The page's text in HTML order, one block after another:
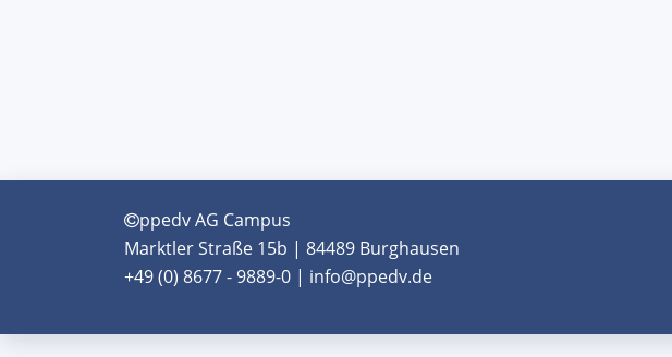
ppedv AG Campus
Marktler Straße 15b | 84489 Burghausen
+49 (0) 8677 - 9889-0 | info@ppedv.de